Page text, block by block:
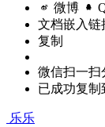
微博
文档嵌入链
复制
微信扫一扫
已成功复制
乐乐